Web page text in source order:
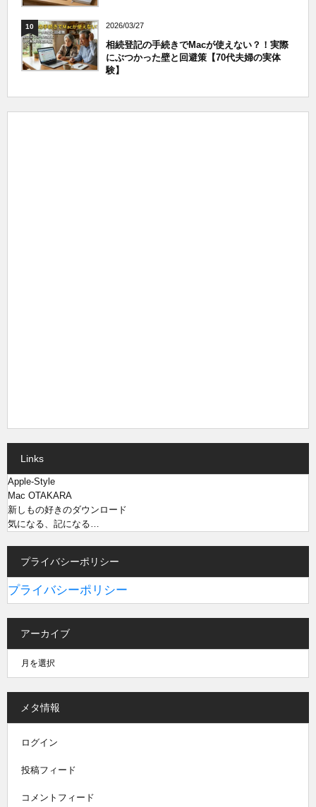
10 2026/03/27
相続登記の手続きでMacが使えない？！実際
にぶつかった壁と回避策【70代夫婦の実体
験】
Links
Apple-Style
Mac OTAKARA
新しもの好きのダウンロード
気になる、記になる…
プライバシーポリシー
プライバシーポリシー
アーカイブ
メタ情報
ログイン
投稿フィード
コメントフィード